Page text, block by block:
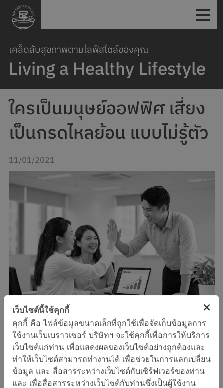
เคล็ดลับสุขภาพตามไลฟ์สไตล์ของคุณ
Living a Healthy Lifestyle
ใครเป็นมนุษย์ออฟฟิศ เสี่ยง
เป็นกรดไหลย้อน แบบไม่รู้ตัว
11/01/2021
พฤติกรรมการรับประทานอาหารและการ
ดำเนินชีวิตในปัจจุบันโดยเฉพาะพนักงาน
ออฟฟิศ ก็มีผลทำให้เป็นโรคกรดไหลย้อน
กันมากขึ้น
เว็บไซต์นี้ใช้คุกกี้
คุกกี้ คือ ไฟล์ข้อมูลขนาดเล็กที่ถูกใช้เพื่อจัดเก็บข้อมูลการ
ใช้งานเว็บเบราวเซอร์ บริษัทฯ จะใช้คุกกี้เพื่อการให้บริการ
เว็บไซต์แก่ท่าน เพื่อแสดงผลของเว็บไซต์อย่างถูกต้องและ
ทำให้เว็บไซต์สามารถทำงานได้ เพื่อช่วยในการแลกเปลี่ยน
ข้อมูล และ สื่อสารระหว่างเว็บไซต์กับเซิร์ฟเวอร์ของท่าน
และ เพื่อสื่อสารระหว่างเว็บไซต์กับท่านซึ่งเป็นผู้ใช้งาน